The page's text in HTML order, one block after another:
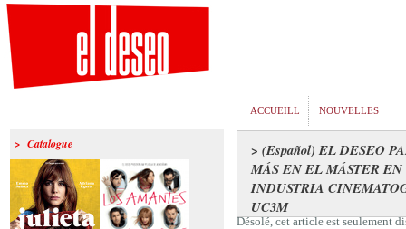
ACCUEILL NOUVELLES
> Catalogue
> (Español) EL DESEO
MÁS EN EL MÁSTER
INDUSTRIA
UC3M
Désolé, cet article est seulement